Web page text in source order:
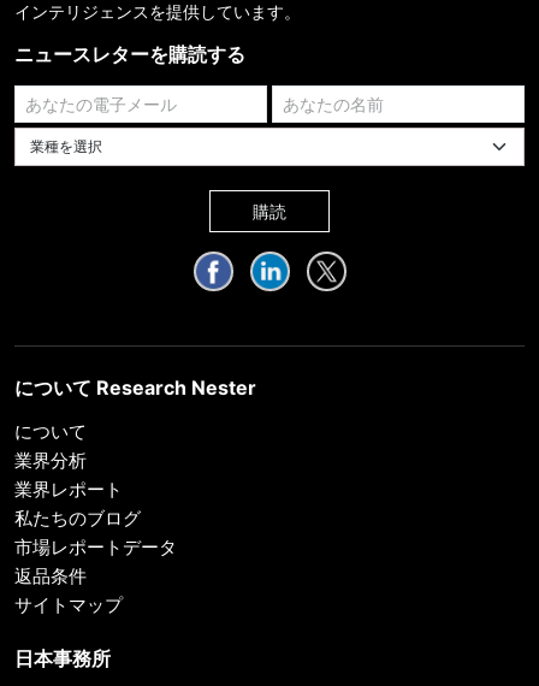
インテリジェンスを提供しています。
ニュースレターを購読する
業種を選択してください
購読
について Research Nester
について
業界分析
業界レポート
私たちのブログ
市場レポートデータ
返品条件
サイトマップ
日本事務所